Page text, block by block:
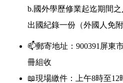
b.國外學歷修業起迄期間
出國紀錄一份（外國人免附
📫郵寄地址：900391屏東
冊組收
📖現場繳件：上午8時至12